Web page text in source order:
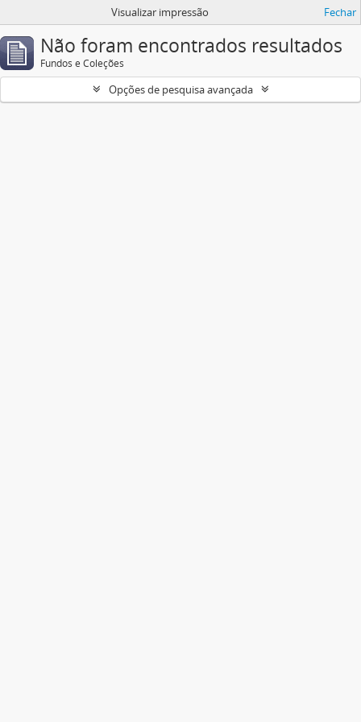
Visualizar impressão Fechar
Não foram encontrados resultados
Fundos e Coleções
Opções de pesquisa avançada